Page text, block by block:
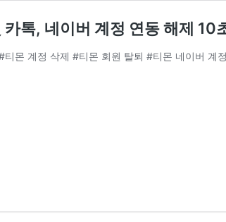
톡, 네이버 계정 연동 해제 10
티몬 계정 삭제 #티몬 회원 탈퇴 #티몬 네이버 계